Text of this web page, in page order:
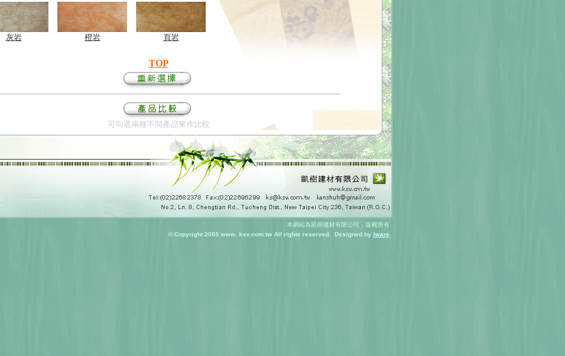
灰岩 橙岩 頁岩
TOP
可勾選兩種不同產品來作比較
本網站為凱樹建材有限公司，版權所有
© Copyright 2005 www. ksv.com.tw All rights reserved. Designed by Iware